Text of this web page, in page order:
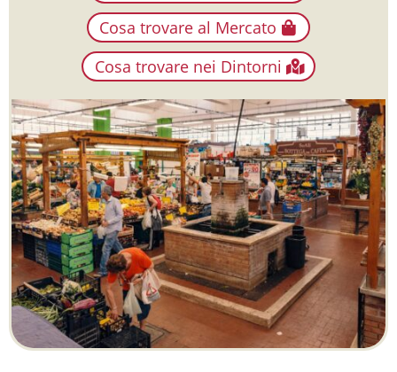
Cosa trovare al Mercato
Cosa trovare nei Dintorni